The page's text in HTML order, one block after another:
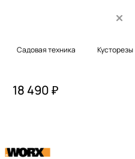
Садовая техника Кусторезы
18 490 ₽